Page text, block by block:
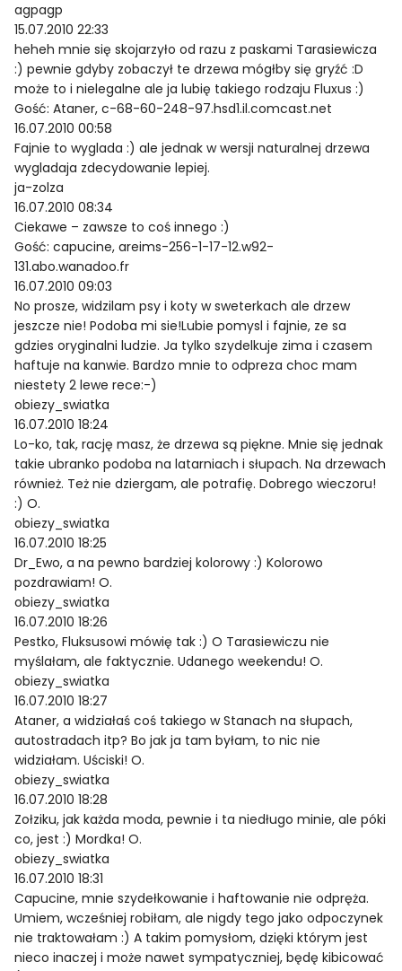
agpagp
15.07.2010 22:33
heheh mnie się skojarzyło od razu z paskami Tarasiewicza
:) pewnie gdyby zobaczył te drzewa mógłby się gryźć :D
może to i nielegalne ale ja lubię takiego rodzaju Fluxus :)
Gość: Ataner, c-68-60-248-97.hsd1.il.comcast.net
16.07.2010 00:58
Fajnie to wyglada :) ale jednak w wersji naturalnej drzewa
wygladaja zdecydowanie lepiej.
ja-zolza
16.07.2010 08:34
Ciekawe – zawsze to coś innego :)
Gość: capucine, areims-256-1-17-12.w92-
131.abo.wanadoo.fr
16.07.2010 09:03
No prosze, widzilam psy i koty w sweterkach ale drzew
jeszcze nie! Podoba mi sie!Lubie pomysl i fajnie, ze sa
gdzies oryginalni ludzie. Ja tylko szydelkuje zima i czasem
haftuje na kanwie. Bardzo mnie to odpreza choc mam
niestety 2 lewe rece:-)
obiezy_swiatka
16.07.2010 18:24
Lo-ko, tak, rację masz, że drzewa są piękne. Mnie się jednak
takie ubranko podoba na latarniach i słupach. Na drzewach
również. Też nie dziergam, ale potrafię. Dobrego wieczoru!
:) O.
obiezy_swiatka
16.07.2010 18:25
Dr_Ewo, a na pewno bardziej kolorowy :) Kolorowo
pozdrawiam! O.
obiezy_swiatka
16.07.2010 18:26
Pestko, Fluksusowi mówię tak :) O Tarasiewiczu nie
myślałam, ale faktycznie. Udanego weekendu! O.
obiezy_swiatka
16.07.2010 18:27
Ataner, a widziałaś coś takiego w Stanach na słupach,
autostradach itp? Bo jak ja tam byłam, to nic nie
widziałam. Uściski! O.
obiezy_swiatka
16.07.2010 18:28
Zołziku, jak każda moda, pewnie i ta niedługo minie, ale póki
co, jest :) Mordka! O.
obiezy_swiatka
16.07.2010 18:31
Capucine, mnie szydełkowanie i haftowanie nie odpręża.
Umiem, wcześniej robiłam, ale nigdy tego jako odpoczynek
nie traktowałam :) A takim pomysłom, dzięki którym jest
nieco inaczej i może nawet sympatyczniej, będę kibicować